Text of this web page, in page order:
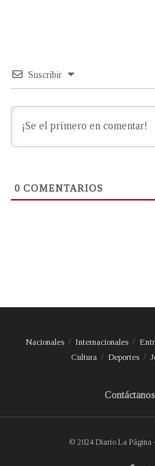
Suscribir
0 COMENTARIOS
Nacionales Internacionales
Cultura
Deportes
© 2024 Diario La Página